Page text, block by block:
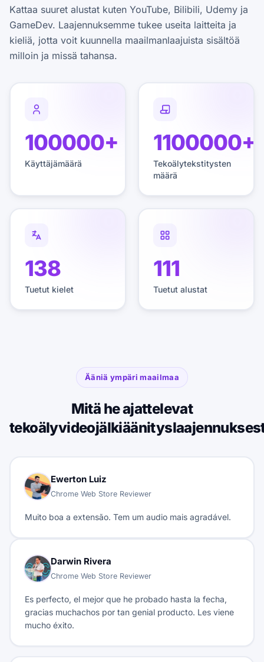
Kattaa suuret alustat kuten YouTube, Bilibili, Udemy ja
GameDev. Laajennuksemme tukee useita laitteita ja
kieliä, jotta voit kuunnella maailmanlaajuista sisältöä
milloin ja missä tahansa.
100000+
Käyttäjämäärä
1100000+
Tekoälytekstitysten
määrä
138
Tuetut kielet
111
Tuetut alustat
Ääniä ympäri maailmaa
Mitä he ajattelevat
Ewerton Luiz
Chrome Web Store Reviewer
Muito boa a extensão. Tem um audio mais agradável.
Darwin Rivera
Chrome Web Store Reviewer
Es perfecto, el mejor que he probado hasta la fecha,
gracias muchachos por tan genial producto. Les viene
mucho éxito.